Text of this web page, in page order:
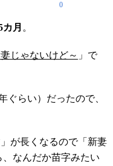
0
カ月 。
じゃないけど～ 」で
らい）だったので、
が長くなるので「新妻
なんだか苗字みたい